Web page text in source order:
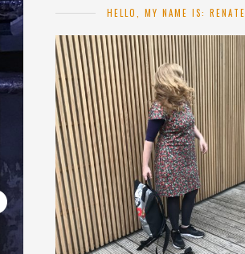
HELLO, MY NAME IS: RENATE